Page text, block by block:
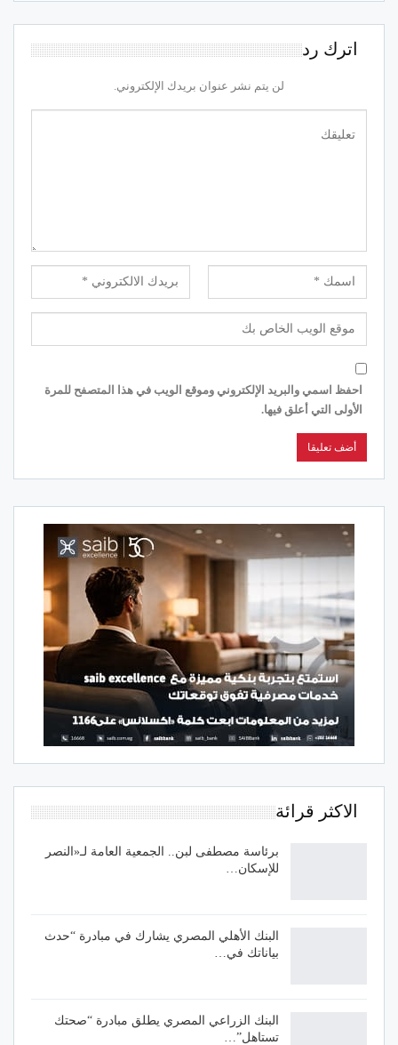
اترك رد
لن يتم نشر عنوان بريدك الإلكتروني.
احفظ اسمي والبريد الإلكتروني وموقع الويب في هذا المتصفح للمرة
الأولى التي أعلق فيها.
الاكثر قرائة
برئاسة مصطفى لبن.. الجمعية العامة لـ«النصر
للإسكان…
البنك الأهلي المصري يشارك في مبادرة “حدث
بياناتك في…
البنك الزراعي المصري يطلق مبادرة “صحتك
تستاهل”…